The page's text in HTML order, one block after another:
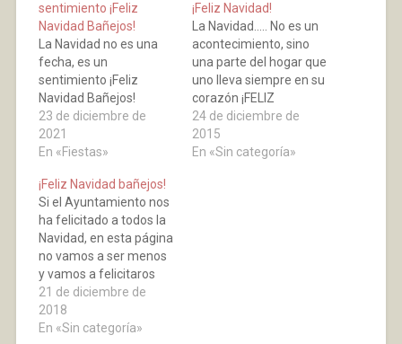
sentimiento ¡Feliz
Navidad Bañejos!
La Navidad no es una
fecha, es un
sentimiento ¡Feliz
Navidad Bañejos!
23 de diciembre de
2021
En «Fiestas»
¡Feliz Navidad!
La Navidad..... No es un
acontecimiento, sino
una parte del hogar que
uno lleva siempre en su
corazón ¡FELIZ
NAVIDAD a todos los
bañejos!
24 de diciembre de
2015
En «Sin categoría»
¡Feliz Navidad bañejos!
Si el Ayuntamiento nos
ha felicitado a todos la
Navidad, en esta página
no vamos a ser menos
y vamos a felicitaros
con la ya clásica
“Tarjeta-Belen” de los
últimos años. “La
21 de diciembre de
2018
En «Sin categoría»